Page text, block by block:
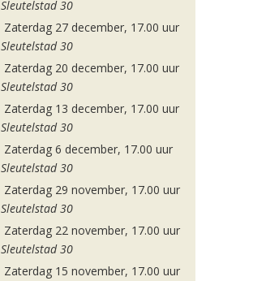
Sleutelstad 30
Zaterdag 27 december, 17.00 uur
Sleutelstad 30
Zaterdag 20 december, 17.00 uur
Sleutelstad 30
Zaterdag 13 december, 17.00 uur
Sleutelstad 30
Zaterdag 6 december, 17.00 uur
Sleutelstad 30
Zaterdag 29 november, 17.00 uur
Sleutelstad 30
Zaterdag 22 november, 17.00 uur
Sleutelstad 30
Zaterdag 15 november, 17.00 uur